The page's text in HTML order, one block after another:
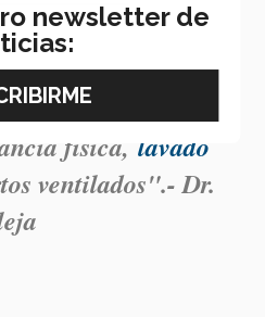
son susceptibles
prevención
física, lavado
ventilados".- Dr.
newsletter de